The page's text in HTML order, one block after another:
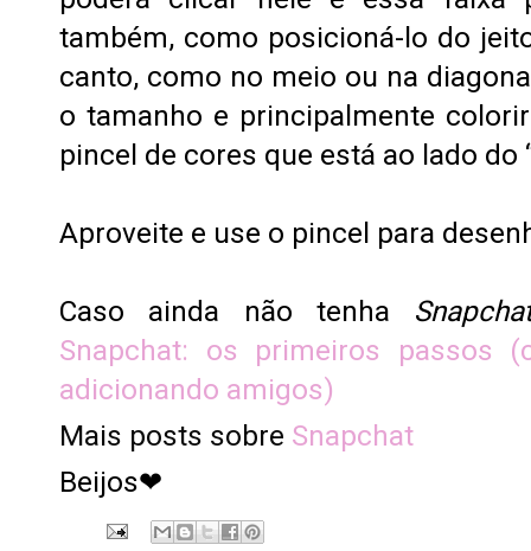
também, como posicioná-lo do
canto, como no meio ou na
o tamanho e principalmente
pincel de cores que está ao lado do
Aproveite e use o pincel para
Caso ainda não tenha
Snapchat: os primeiros passos
adicionando amigos)
Mais posts sobre Snapchat
Beijos❤